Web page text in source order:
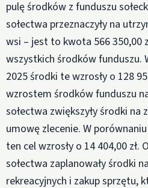
pulę środków z funduszu
sołectwa przeznaczyły na
wsi – jest to kwota 566 350,00
wszystkich środków funduszu.
2025 środki te wzrosły o 128
wzrostem środków funduszu
sołectwa zwiększyły środki na
umowę zlecenie. W
ten cel wzrosły o 14 404,00 zł.
sołectwa zaplanowały środki
rekreacyjnych i zakup sprzętu,